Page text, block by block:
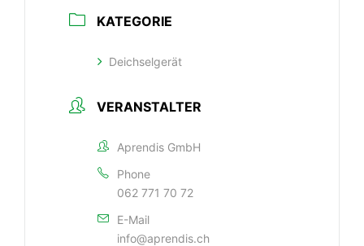
KATEGORIE
Deichselgerät
VERANSTALTER
Aprendis GmbH
Phone
062 771 70 72
E-Mail
info@aprendis.ch